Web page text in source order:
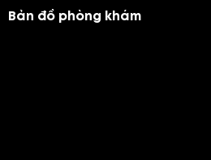
Bản đồ phòng khám